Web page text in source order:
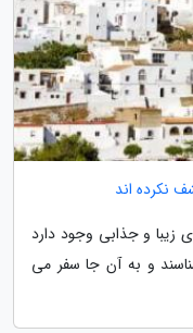
نکرده اند
زیبا و جذابی وجود دارد
و به آن جا سفر می